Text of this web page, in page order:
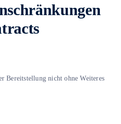
Bereitstellung nicht ohne Weiteres